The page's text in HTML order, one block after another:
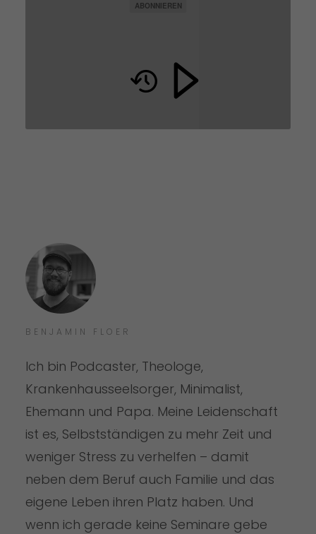
ABONNIEREN
BENJAMIN FLOER
Ich bin Podcaster, Theologe,
Krankenhausseelsorger, Minimalist,
Ehemann und Papa. Meine Leidenschaft
ist es, Selbstständigen zu mehr Zeit und
weniger Stress zu verhelfen – damit
neben dem Beruf auch Familie und das
eigene Leben ihren Platz haben. Und
wenn ich gerade keine Seminare gebe